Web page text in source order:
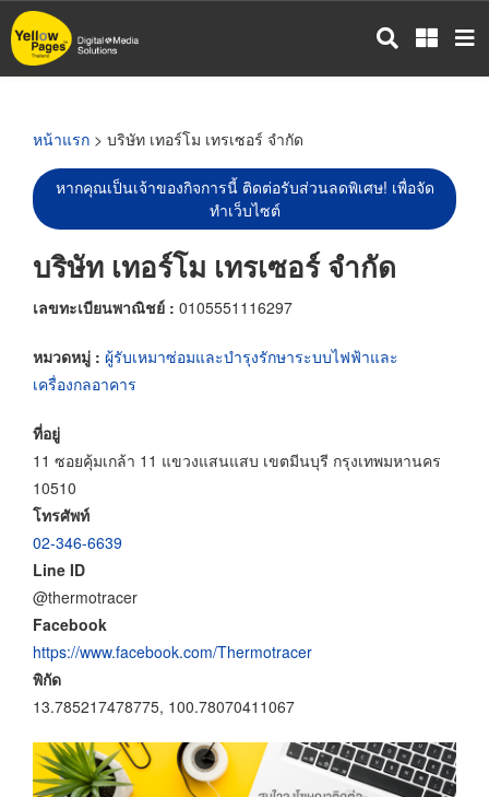
ข้าม
ไป
หน้าแรก > บริษัท เทอร์โม เทรเซอร์ จำกัด
หากคุณเป็นเจ้าของกิจการนี้ ติดต่อรับส่วนลดพิเศษ! เพื่อจัด
ทำเว็บไซต์
บริษัท เทอร์โม เทรเซอร์ จำกัด
เลขทะเบียนพาณิชย์ : 0105551116297
หมวดหมู่ : ผู้รับเหมาซ่อมและบำรุงรักษาระบบไฟฟ้าและ
เครื่องกลอาคาร
ที่อยู่
11 ซอยคุ้มเกล้า 11 แขวงแสนแสบ เขตมีนบุรี กรุงเทพมหานคร
10510
โทรศัพท์
02-346-6639
Line ID
@thermotracer
Facebook
https://www.facebook.com/Thermotracer
พิกัด
13.785217478775, 100.78070411067